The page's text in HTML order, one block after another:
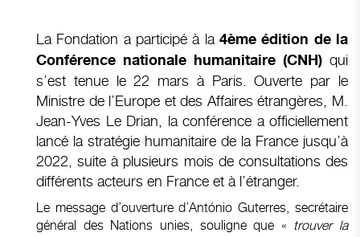
La Fondation a participé à la 4ème édition de la
Conférence nationale humanitaire (CNH) qui
s’est tenue le 22 mars à Paris. Ouverte par le
Ministre de l’Europe et des Affaires étrangères, M.
Jean-Yves Le Drian, la conférence a officiellement
lancé la stratégie humanitaire de la France jusqu’à
2022, suite à plusieurs mois de consultations des
différents acteurs en France et à l’étranger.
Le message d’ouverture d’António Guterres, secrétaire
général des Nations unies, souligne que « trouver la